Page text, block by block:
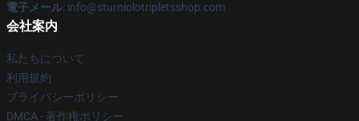
電子メール: info@sturniolotripletsshop.com
会社案内
私たちについて
利用規約
プライバシーポリシー
DMCA - 著作権ポリシー